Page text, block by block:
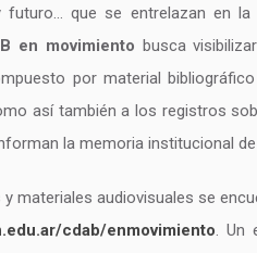
futuro… que se entrelazan en
en movimiento busca
por material
así también a los registros
la memoria institucional
materiales audiovisuales se
cdab/enmovimiento. Un